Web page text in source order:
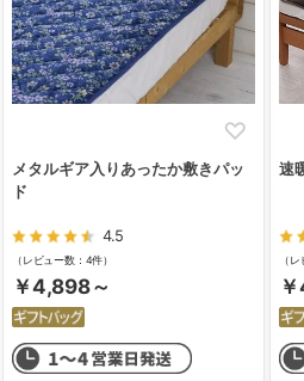
メタルギア入りあったか敷きパッ
ド
4.5
（レビュー数：4件）
￥4,898～
速
（